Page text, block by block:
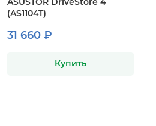
(AS1104T)
31 660 ₽
Купить